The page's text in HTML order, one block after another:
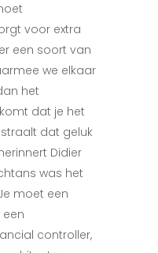
voor extra
een soort van
we elkaar
het
dat je het
dat geluk
Didier
was het
moet een
controller,